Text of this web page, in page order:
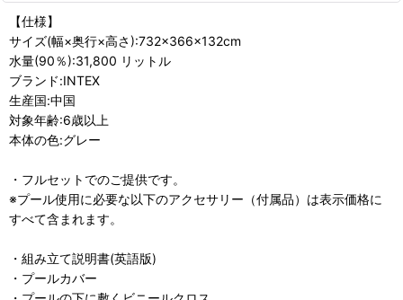
【仕様】
サイズ(幅×奥行×高さ):732×366×132cm
水量(90％):31,800 リットル
ブランド:INTEX
生産国:中国
対象年齢:6歳以上
本体の色:グレー
・フルセットでのご提供です。
※プール使用に必要な以下のアクセサリー（付属品）は表示価格に
すべて含まれます。
・組み立て説明書(英語版)
・プールカバー